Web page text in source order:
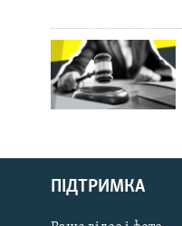
Русский
QırımtatarПІДТРИМКА